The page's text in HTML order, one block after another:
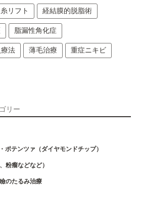
糸リフト 経結膜的脱脂術
脂漏性角化症
法 薄毛治療 重症ニキビ
リー
ポテンツァ（ダイヤモンドチップ）
粉瘤などなど）
のたるみ治療